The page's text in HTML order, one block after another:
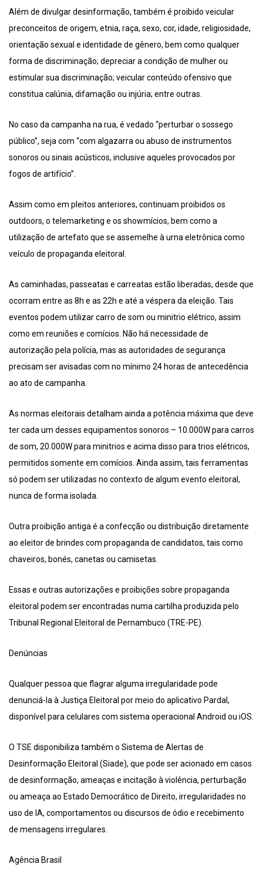
Além de divulgar desinformação, também é proibido veicular
preconceitos de origem, etnia, raça, sexo, cor, idade, religiosidade,
orientação sexual e identidade de gênero, bem como qualquer
forma de discriminação; depreciar a condição de mulher ou
estimular sua discriminação; veicular conteúdo ofensivo que
constitua calúnia, difamação ou injúria; entre outras.
No caso da campanha na rua, é vedado “perturbar o sossego
público”, seja com “com algazarra ou abuso de instrumentos
sonoros ou sinais acústicos, inclusive aqueles provocados por
fogos de artifício”.
Assim como em pleitos anteriores, continuam proibidos os
outdoors, o telemarketing e os showmícios, bem como a
utilização de artefato que se assemelhe à urna eletrônica como
veículo de propaganda eleitoral.
As caminhadas, passeatas e carreatas estão liberadas, desde que
ocorram entre as 8h e as 22h e até a véspera da eleição. Tais
eventos podem utilizar carro de som ou minitrio elétrico, assim
como em reuniões e comícios. Não há necessidade de
autorização pela polícia, mas as autoridades de segurança
precisam ser avisadas com no mínimo 24 horas de antecedência
ao ato de campanha.
As normas eleitorais detalham ainda a potência máxima que deve
ter cada um desses equipamentos sonoros – 10.000W para carros
de som, 20.000W para minitrios e acima disso para trios elétricos,
permitidos somente em comícios. Ainda assim, tais ferramentas
só podem ser utilizadas no contexto de algum evento eleitoral,
nunca de forma isolada.
Outra proibição antiga é a confecção ou distribuição diretamente
ao eleitor de brindes com propaganda de candidatos, tais como
chaveiros, bonés, canetas ou camisetas.
Essas e outras autorizações e proibições sobre propaganda
eleitoral podem ser encontradas numa cartilha produzida pelo
Tribunal Regional Eleitoral de Pernambuco (TRE-PE).
Denúncias
Qualquer pessoa que flagrar alguma irregularidade pode
denunciá-la à Justiça Eleitoral por meio do aplicativo Pardal,
disponível para celulares com sistema operacional Android ou iOS.
O TSE disponibiliza também o Sistema de Alertas de
Desinformação Eleitoral (Siade), que pode ser acionado em casos
de desinformação, ameaças e incitação à violência, perturbação
ou ameaça ao Estado Democrático de Direito, irregularidades no
uso de IA, comportamentos ou discursos de ódio e recebimento
de mensagens irregulares.
Agência Brasil